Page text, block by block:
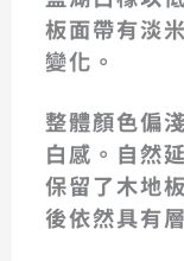
板面帶有淡
變化。
整體顏色偏
白感。自然
保留了木地
後依然具有